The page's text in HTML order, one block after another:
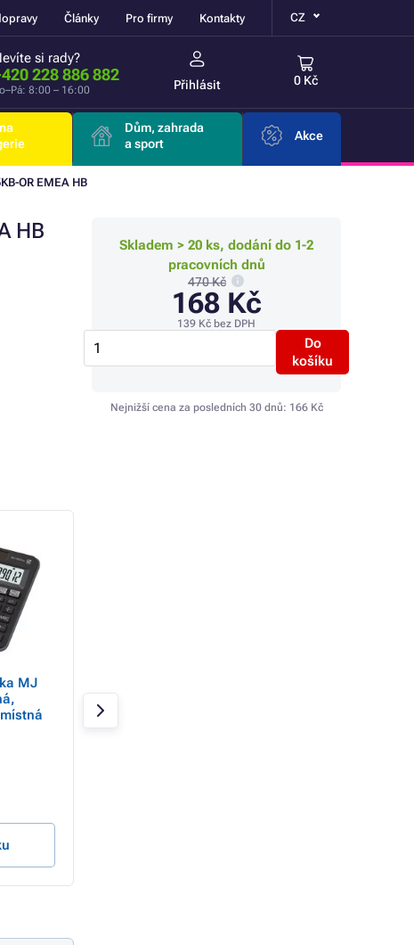
Články Pro firmy Kontakty CZ
si rady?
228 886 882
8:00 – 16:00 Přihlásit 0 Kč
Dům, zahrada
a sport
Akce
OR EMEA HB
HB
Skladem > 20 ks, dodání do 1-2
pracovních dnů
470 Kč
168 Kč
139 Kč bez DPH
Do
košíku
Nejnižší cena za posledních 30 dnů: 166 Kč
MJ
255/ 8